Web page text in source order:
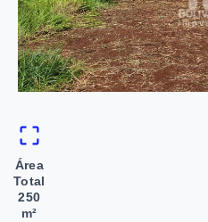
Área
Total
250
m²